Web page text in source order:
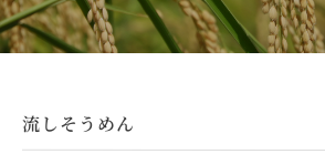
流しそうめん